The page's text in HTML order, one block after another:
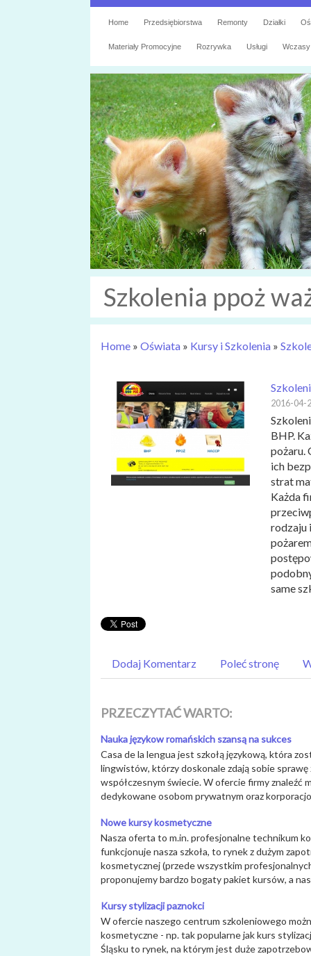
Home Przedsiębiorstwa Remonty Działki
Materiały Promocyjne Rozrywka Usługi Wczasy
Szkolenia ppoż
Home » Oświata » Kursy i Szkolenia »
2016-04-
BHP.
pożaru.
ich
strat
Każda
rodzaju
same
Dodaj Komentarz Poleć stronę
PRZECZYTAĆ WARTO:
Nauka językow romańskich szansą na sukces
Casa de la lengua jest szkołą językową, która
lingwistów, którzy doskonale zdają sobie sprawę
współczesnym świecie. W ofercie firmy znaleźć
dedykowane osobom prywatnym oraz
Nowe kursy kosmetyczne
Nasza oferta to m.in. profesjonalne technikum
funkcjonuje nasza szkoła, to rynek z dużym
kosmetycznej (przede wszystkim
proponujemy bardzo bogaty pakiet kursów, a
Kursy stylizacji paznokci
W ofercie naszego centrum szkoleniowego
kosmetyczne - np. tak popularne jak kurs
Śląsku to rynek, na którym jest duże